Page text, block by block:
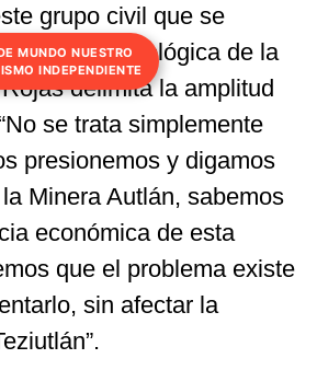
grupo civil que se
situación ecológica de la
delimita la amplitud
se trata simplemente
presionemos y digamos
Minera Autlán, sabemos
económica de esta
que el problema existe
sin afectar la
MUNDO NUESTRO
INDEPENDIENTE